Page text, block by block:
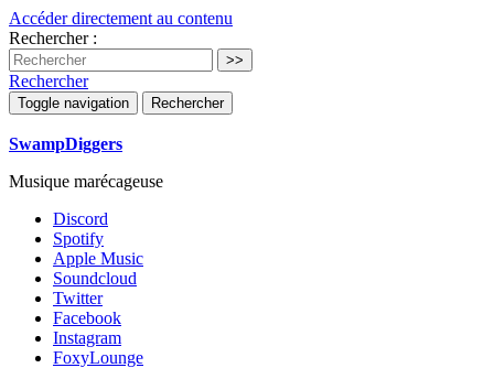
Accéder directement au contenu
Rechercher :
Rechercher
Toggle navigation Rechercher
SwampDiggers
Musique marécageuse
Discord
Spotify
Apple Music
Soundcloud
Twitter
Facebook
Instagram
FoxyLounge